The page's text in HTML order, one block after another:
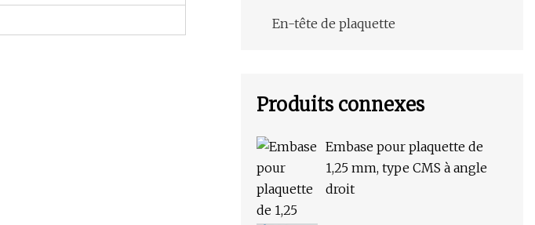
En-tête de plaquette
Produits connexes
Embase pour plaquette de
1,25 mm, type CMS à angle
droit